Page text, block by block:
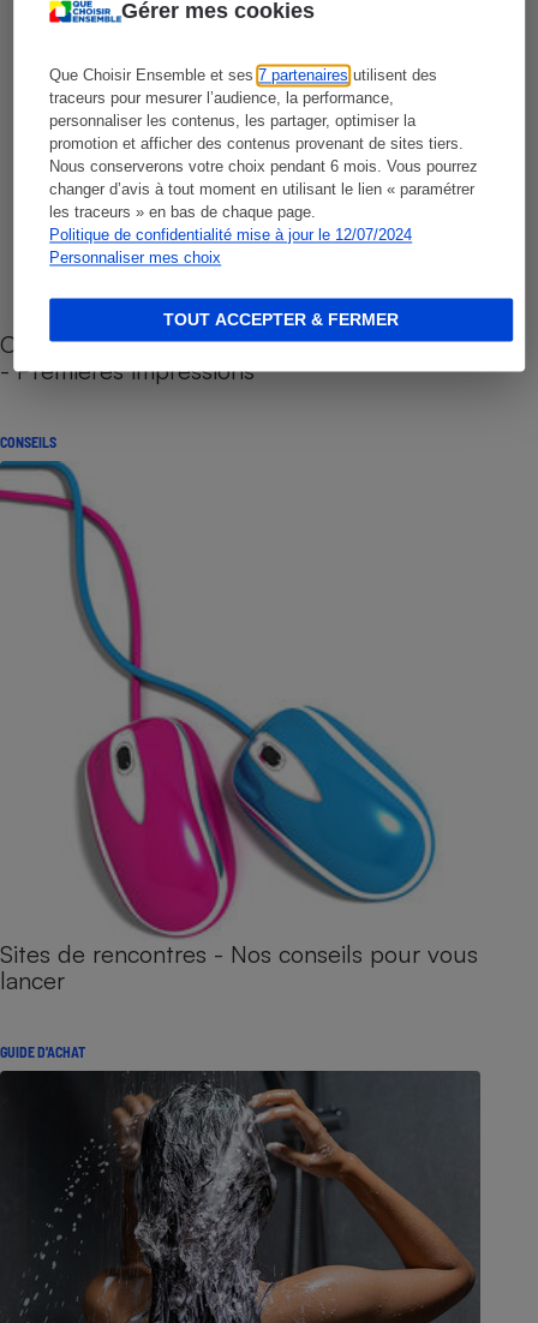
Gérer mes cookies
Que Choisir Ensemble et ses7 partenaires utilisent des
traceurs pour mesurer l’audience, la performance,
personnaliser les contenus, les partager, optimiser la
promotion et afficher des contenus provenant de sites tiers.
Nous conserverons votre choix pendant 6 mois. Vous pourrez
changer d’avis à tout moment en utilisant le lien « paramétrer
les traceurs » en bas de chaque page.
Politique de confidentialité mise à jour le 12/07/2024
Personnaliser mes choix
TOUT ACCEPTER & FERMER
Cafetière à capsules zéro déchet CoffeeB (vidéo)
- Premières impressions
CONSEILS
Sites de rencontres - Nos conseils pour vous
lancer
GUIDE D'ACHAT